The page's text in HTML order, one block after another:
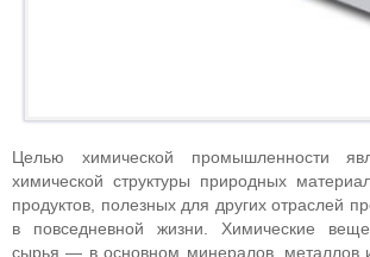
Целью химической промышленности
химической структуры природных
продуктов, полезных для других отраслей
в повседневной жизни. Химические
сырья — в основном минералов, металлов